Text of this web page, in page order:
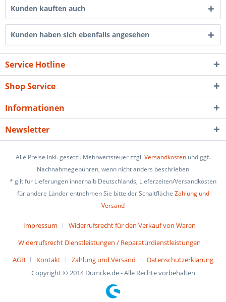
Kunden kauften auch
Kunden haben sich ebenfalls angesehen
Service Hotline
Shop Service
Informationen
Newsletter
Alle Preise inkl. gesetzl. Mehrwertsteuer zzgl.Versandkosten und ggf.
Nachnahmegebühren, wenn nicht anders beschrieben
* gilt für Lieferungen innerhalb Deutschlands, Lieferzeiten/Versandkosten
für andere Länder entnehmen Sie bitte der Schaltfläche Zahlung und
Versand
Impressum
Widerrufsrecht für den Verkauf von Waren
Widerrufsrecht Dienstleistungen / Reparaturdienstleistungen
AGB
Kontakt Zahlung und Versand
Datenschutzerklärung
Copyright © 2014 Dumcke.de - Alle Rechte vorbehalten